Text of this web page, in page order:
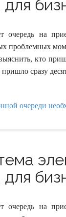
очередь на
проблемных
кто
сразу
очередь на